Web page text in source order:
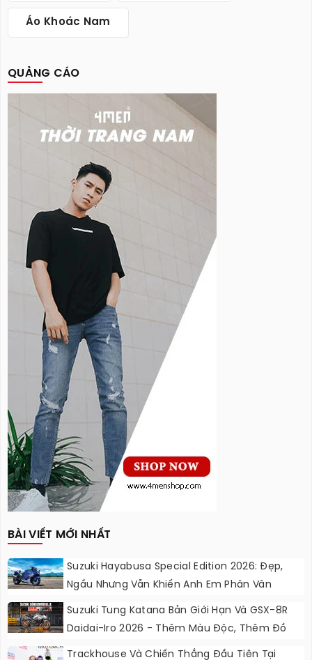
Áo Khoác Nam
QUẢNG CÁO
BÀI VIẾT MỚI NHẤT
Suzuki Hayabusa Special Edition 2026: Đẹp,
Ngầu Nhưng Vẫn Khiến Anh Em Phân Vân
Suzuki Tung Katana Bản Giới Hạn Và GSX-8R
Daidai-Iro 2026 - Thêm Màu Độc, Thêm Đồ
Chơi, Thêm Cá Tính
Trackhouse Và Chiến Thắng Đầu Tiên Tại